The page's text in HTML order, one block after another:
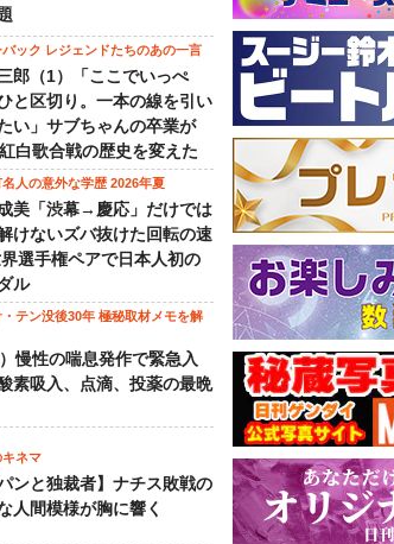
バック レジェンドたちのあの一言
郎（1）「ここでいっぺ
と区切り。一本の線を引い
い」サブちゃんの卒業が
白歌合戦の歴史を変えた
名人の意外な学歴 2026年夏
美「渋幕→慶応」だけでは
けないズバ抜けた回転の速
選手権ペアで日本人初の
ル
テン没後30年 極秘取材メモを解
）慢性の喘息発作で緊急入
素吸入、点滴、投薬の最晩
ネマ
パンと独裁者】ナチス敗戦の
人間模様が胸に響く